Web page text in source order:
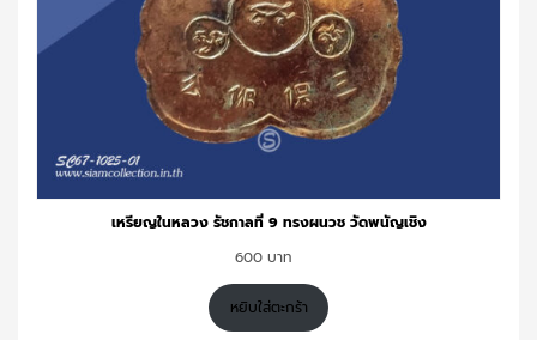
เหรียญในหลวง รัชกาลที่ 9 ทรงผนวช วัดพนัญเชิง
600
หยิบใส่ตะกร้า